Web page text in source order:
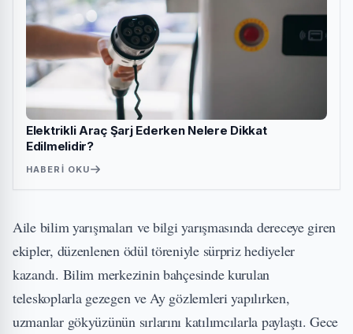
Elektrikli Araç Şarj Ederken Nelere Dikkat
Edilmelidir?
HABERI OKU
Aile bilim yarışmaları ve bilgi yarışmasında dereceye giren
ekipler, düzenlenen ödül töreniyle sürpriz hediyeler
kazandı. Bilim merkezinin bahçesinde kurulan
teleskoplarla gezegen ve Ay gözlemleri yapılırken,
uzmanlar gökyüzünün sırlarını katılımcılarla paylaştı. Gece